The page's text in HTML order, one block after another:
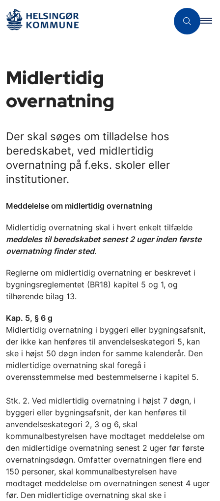
Midlertidig
overnatning
Der skal søges om tilladelse hos
beredskabet, ved midlertidig
overnatning på f.eks. skoler eller
institutioner.
Meddelelse om midlertidig overnatning
Midlertidig overnatning skal i hvert enkelt tilfælde
meddeles til beredskabet senest 2 uger inden første
overnatning finder sted.
Reglerne om midlertidig overnatning er beskrevet i
bygningsreglementet (BR18) kapitel 5 og 1, og
tilhørende bilag 13.
Kap. 5, § 6 g
Midlertidig overnatning i byggeri eller bygningsafsnit,
der ikke kan henføres til anvendelseskategori 5, kan
ske i højst 50 døgn inden for samme kalenderår. Den
midlertidige overnatning skal foregå i
overensstemmelse med bestemmelserne i kapitel 5.
Stk. 2. Ved midlertidig overnatning i højst 7 døgn, i
byggeri eller bygningsafsnit, der kan henføres til
anvendelseskategori 2, 3 og 6, skal
kommunalbestyrelsen have modtaget meddelelse om
den midlertidige overnatning senest 2 uger før første
overnatningsdøgn. Omfatter overnatningen flere end
150 personer, skal kommunalbestyrelsen have
modtaget meddelelse om overnatningen senest 4 uger
før. Den midlertidige overnatning skal ske i